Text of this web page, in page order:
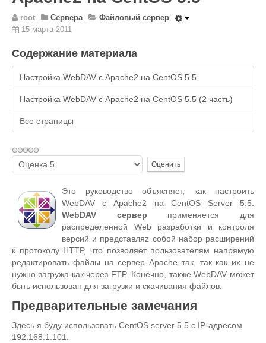
Wordpress
HTML 5
Программы
Оборудование
Операционные системы
Новости
В интернете
Разное
Поиск по сайту
root Сервера
Файловый сервер
15 марта 2011
Содержание материала
Настройка WebDAV с Apache2 на CentOS 5.5
Настройка WebDAV с Apache2 на CentOS 5.5 (2 часть)
Все страницы
Пожалуйста,
оцените
Это руководство объясняет, как настроить
WebDAV с Apache2 на CentOS Server 5.5.
WebDAV сервер применяется для
распределенной Web разработки и контроля
версий и представляz собой набор расширений
к протоколу HTTP, что позволяет пользователям напрямую
редактировать файлы на сервер Apache так, так как их не
нужно загружа как через FTP. Конечно, также WebDAV может
быть использован для загрузки и скачивания файлов.
Предварительные замечания
Здесь я буду использовать CentOS server 5.5 с IP-адресом
192.168.1.101.